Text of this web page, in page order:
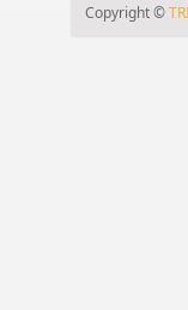
Copyright ©